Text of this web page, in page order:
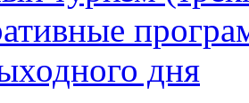
дня